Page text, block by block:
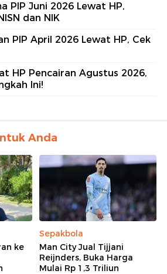
PIP Juni 2026 Lewat HP,
dan NIK
PIP April 2026 Lewat HP, Cek
HP Pencairan Agustus 2026,
Ini!
Anda
ke
Sepakbola
Man City Jual Tijjani
Reijnders, Buka Harga
Mulai Rp 1,3 Triliun